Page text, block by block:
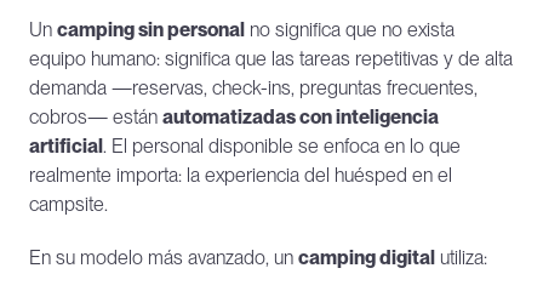
Un camping sin personal no significa que no exista
equipo humano: significa que las tareas repetitivas y de alta
demanda —reservas, check-ins, preguntas frecuentes,
cobros— están automatizadas con inteligencia
artificial. El personal disponible se enfoca en lo que
realmente importa: la experiencia del huésped en el
campsite.
En su modelo más avanzado, un camping digital utiliza: